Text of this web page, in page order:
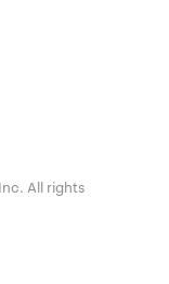
All rights